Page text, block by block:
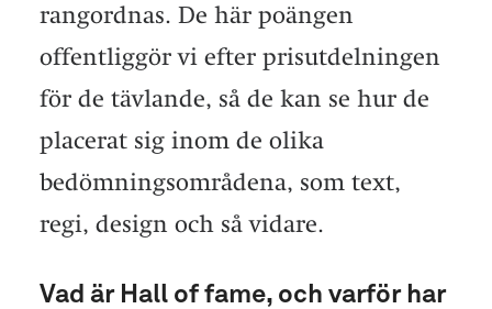
rangordnas. De här poängen
offentliggör vi efter prisutdelningen
för de tävlande, så de kan se hur de
placerat sig inom de olika
bedömningsområdena, som text,
regi, design och så vidare.
Vad är Hall of fame, och varför har